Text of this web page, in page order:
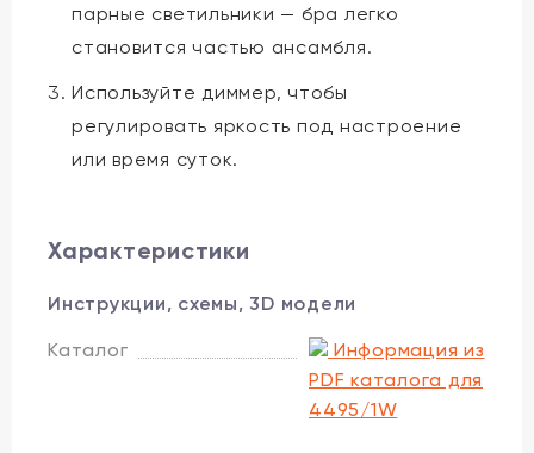
парные светильники — бра легко
становится частью ансамбля.
Используйте диммер, чтобы
регулировать яркость под настроение
или время суток.
Характеристики
Инструкции, схемы, 3D модели
Каталог
Информация из
PDF каталога для
4495/1W